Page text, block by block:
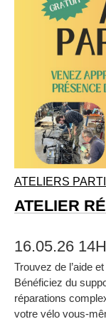
ATELIERS
ATELIER
16.05.26
Trouvez de l’aide
Bénéficiez du
réparations
votre vélo